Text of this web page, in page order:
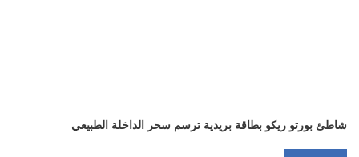
شاطئ بورتو ريكو بطاقة بريدية ترسم سحر الداخلة الطبيعي